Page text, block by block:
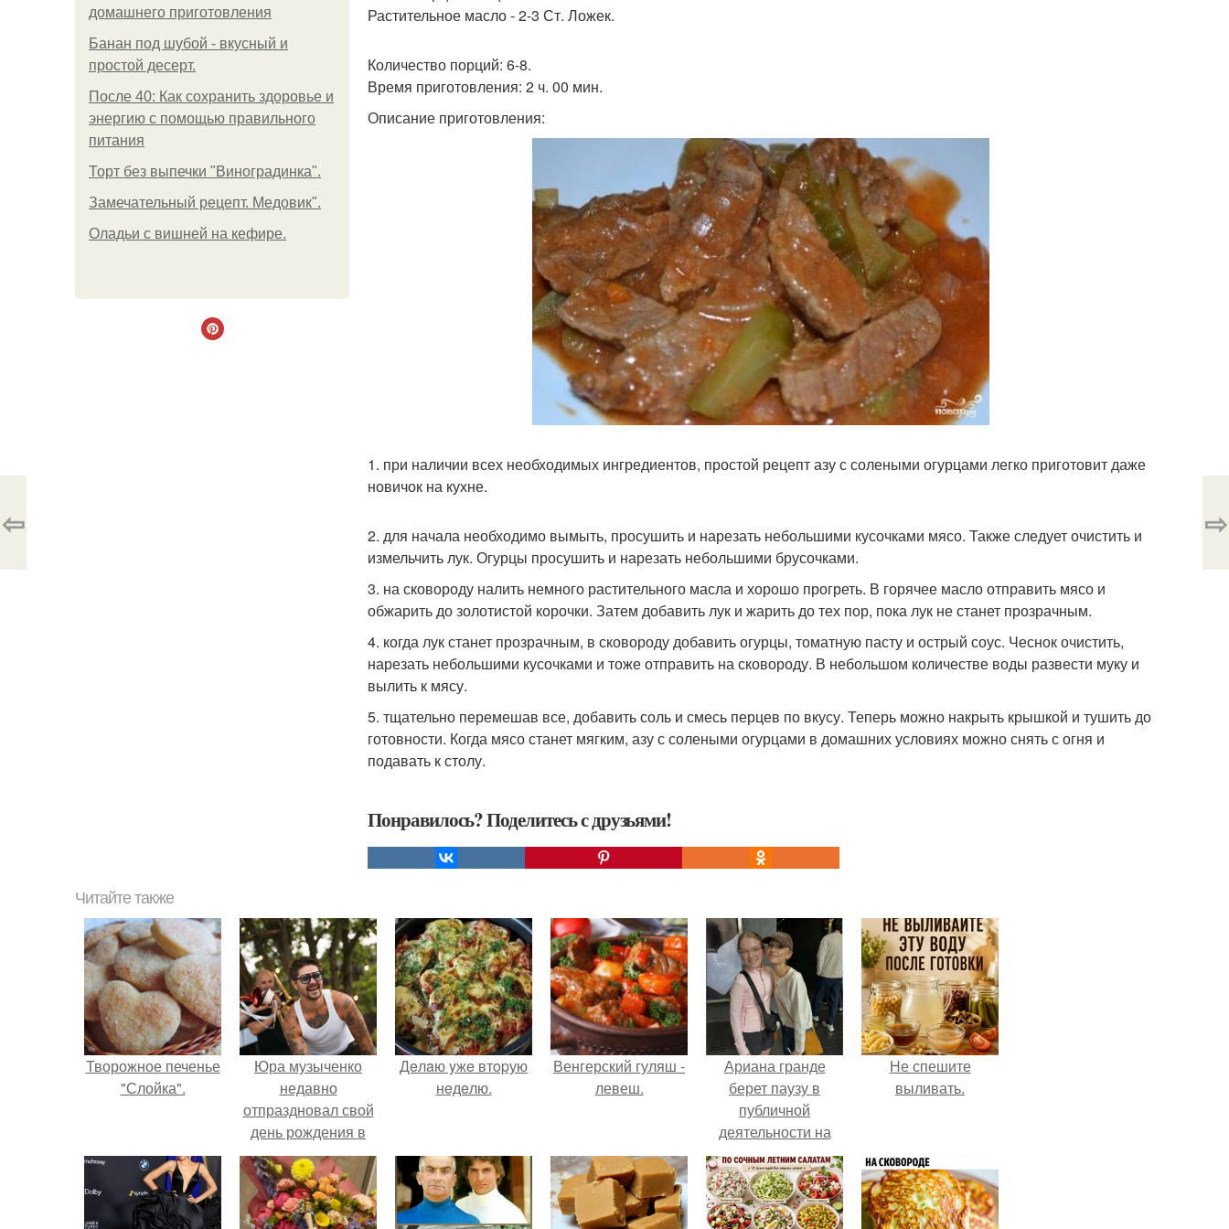
домашнего приготовления
Банан под шубой - вкусный и
простой десерт.
После 40: Как сохранить здоровье и
энергию с помощью правильного
питания
Торт без выпечки "Виноградинка".
Замечательный рецепт. Медовик".
Оладьи с вишней на кефире.
Растительное масло - 2-3 Ст. Ложек.
Количество порций: 6-8.
Время приготовления: 2 ч. 00 мин.
Описание приготовления:
1. при наличии всех необходимых ингредиентов, простой рецепт азу с солеными огурцами легко приготовит даже
новичок на кухне.
2. для начала необходимо вымыть, просушить и нарезать небольшими кусочками мясо. Также следует очистить и
измельчить лук. Огурцы просушить и нарезать небольшими брусочками.
3. на сковороду налить немного растительного масла и хорошо прогреть. В горячее масло отправить мясо и
обжарить до золотистой корочки. Затем добавить лук и жарить до тех пор, пока лук не станет прозрачным.
4. когда лук станет прозрачным, в сковороду добавить огурцы, томатную пасту и острый соус. Чеснок очистить,
нарезать небольшими кусочками и тоже отправить на сковороду. В небольшом количестве воды развести муку и
вылить к мясу.
5. тщательно перемешав все, добавить соль и смесь перцев по вкусу. Теперь можно накрыть крышкой и тушить до
готовности. Когда мясо станет мягким, азу с солеными огурцами в домашних условиях можно снять с огня и
подавать к столу.
Понравилось? Поделитесь с друзьями!
⇦ ⇨
Читайте также
Творожное печенье
"Слойка".
Юра музыченко
недавно
отпраздновал свой
день рождения в
кругу самых
близких и родных
людей.
Дeлaю yжe втopую
нeдeлю.
Венгерский гуляш -
левеш.
Ариана гранде
берет паузу в
публичной
деятельности на
фоне слухов о
своем здоровье.
Не спешите
выливать.